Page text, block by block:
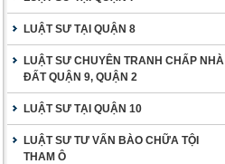
LUẬT SƯ TẠI QUẬN 8
LUẬT SƯ CHUYÊN TRANH CHẤP NHÀ
ĐẤT QUẬN 9, QUẬN 2
LUẬT SƯ TẠI QUẬN 10
LUẬT SƯ TƯ VẤN BÀO CHỮA TỘI
THAM Ô